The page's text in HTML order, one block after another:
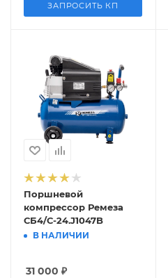
ЗАПРОСИТЬ КП
Поршневой
компрессор Ремеза
СБ4/С-24.J1047B
В НАЛИЧИИ
31 000 ₽